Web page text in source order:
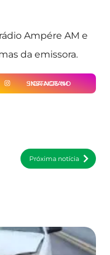
Ampére AM e
da emissora.
SIGA-NOS NO INSTAGRAM
Próxima notícia